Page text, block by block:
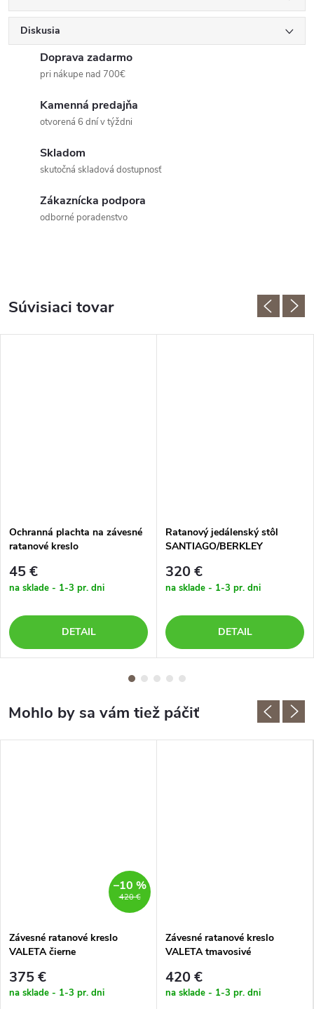
Diskusia
Doprava zadarmo
pri nákupe nad 700€
Kamenná predajňa
otvorená 6 dní v týždni
Skladom
skutočná skladová dostupnosť
Zákaznícka podpora
odborné poradenstvo
Súvisiaci tovar
Ochranná plachta na závesné
ratanové kreslo
45 €
na sklade - 1-3 pr. dni
DETAIL
Ratanový jedálenský stôl
SANTIAGO/BERKLEY
320 €
na sklade - 1-3 pr. dni
DETAIL
420 €
–10 %
Závesné ratanové kreslo
VALETA čierne
375 €
na sklade - 1-3 pr. dni
Závesné ratanové kreslo
VALETA tmavosivé
420 €
na sklade - 1-3 pr. dni